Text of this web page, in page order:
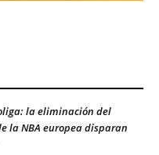
la eliminación del
la NBA europea disparan